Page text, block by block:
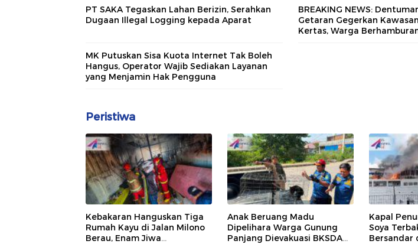
PT SAKA Tegaskan Lahan Berizin, Serahkan
Dugaan Illegal Logging kepada Aparat
BREAKING NEWS:
Getaran Gegerkan
Kertas, Warga
MK Putuskan Sisa Kuota Internet Tak Boleh
Hangus, Operator Wajib Sediakan Layanan
yang Menjamin Hak Pengguna
Peristiwa
Kebakaran Hanguskan Tiga
Rumah Kayu di Jalan Milono
Berau, Enam Jiwa
Anak Beruang Madu
Dipelihara Warga Gunung
Panjang Dievakuasi BKSDA
Kapal
Soya
Bersandar